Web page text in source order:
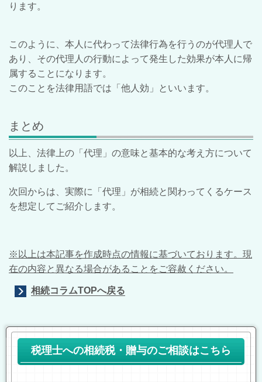
ります。
このように、本人に代わって法律行為を行うのが代理人で
あり、その代理人の行動によって発生した効果が本人に帰
属することになります。
このことを法律用語では「他人効」といいます。
まとめ
以上、法律上の「代理」の意味と基本的な考え方について
解説しました。
次回からは、実際に「代理」が相続と関わってくるケース
を想定してご紹介します。
※以上は本記事を作成時点の情報に基づいております。現
在の内容と異なる場合があることをご容赦ください。
相続コラムTOPへ戻る
税理士への相続税・贈与のご相談はこちら